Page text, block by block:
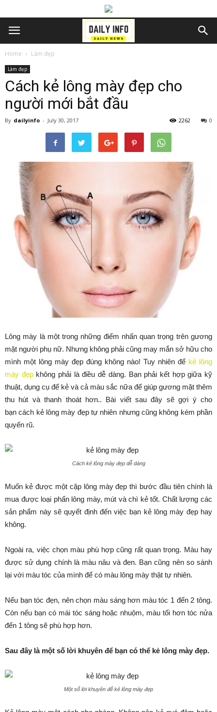
Home Làm đẹp
Làm đẹp
Cách kẻ lông mày đẹp cho
người mới bắt đầu
By dailyinfo - July 30, 2017 0
2262
Lông mày là một trong những điểm nhấn quan trọng trên gương
mặt người phụ nữ. Nhưng không phải cũng may mắn sở hữu cho
mình một lông mày đẹp đúng không nào! Tuy nhiên để kẻ lông
mày đẹp không phải là điều dễ dàng. Bạn phải kết hợp giữa kỹ
thuật, dụng cụ để kẻ và cả màu sắc nữa để giúp gương mặt thêm
thu hút và thanh thoát hơn.. Bài viết sau đây sẽ gợi ý cho
bạn cách kẻ lông mày đẹp tự nhiên nhưng cũng không kém phần
quyến rũ.
Cách kẻ lông mày đẹp dễ dàng
Muốn kẻ được một cặp lông mày đẹp thì bước đầu tiên chính là
mua được loại phấn lông mày, mút và chì kẻ tốt. Chất lượng các
sản phẩm này sẽ quyết định đến việc bạn kẻ lông mày đẹp hay
không.
Ngoài ra, việc chọn màu phù hợp cũng rất quan trọng. Màu hay
được sử dụng chính là màu nâu và đen. Bạn cũng nên so sánh
lại với màu tóc của mình để có màu lông mày thật tự nhiên.
Nếu bạn tóc đẹn, nên chọn màu sáng hơn màu tóc 1 đến 2 tông.
Còn nếu bạn có mái tóc sáng hoặc nhuộm, màu tối hơn tóc nửa
đến 1 tông sẽ phù hợp hơn.
Sau đây là một số lời khuyên để bạn có thể kẻ lông mày đẹp.
Một số lời khuyên để kẻ lông mày đẹp